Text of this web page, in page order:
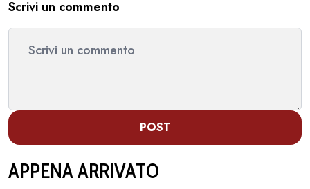
Scrivi un commento
POST
APPENA ARRIVATO